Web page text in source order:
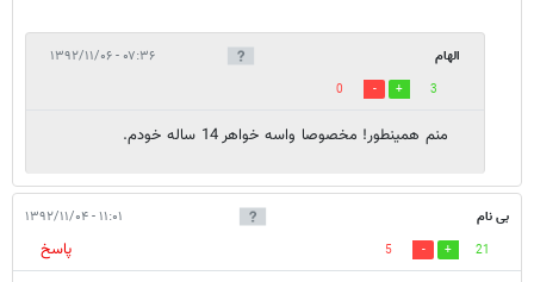
الهام ۰۷:۳۶ - ۱۳۹۲/۱۱/۰۶
3
0
منم همینطور! مخصوصا واسه خواهر 14 ساله خودم.
بی نام ۱۱:۰۱ - ۱۳۹۲/۱۱/۰۴
21
5
پاسخ